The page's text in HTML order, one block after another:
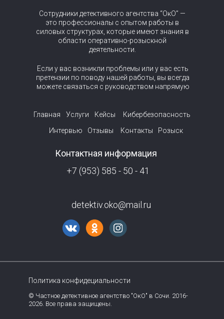
Главная Услуги Кейсы
Кибербезопасность
Интервью
Отзывы Контакты
detektiv.oko@mail.ru
+7 (953) 585 - 50 - 41
Сотрудники детективного агентства “ОкО” —
это профессионалы с опытом работы в
силовых структурах, которые имеют знания в
области оперативно-розыскной
деятельности.
Контактная информация
Если у вас возникли проблемы или у вас есть
претензии по поводу нашей работы, вы всегда
можете связаться с руководством напрямую
Розыск
© Частное детективное агентство "ОкО" в Сочи. 2016-
2026. Все права защищены.
Политика конфидециальности